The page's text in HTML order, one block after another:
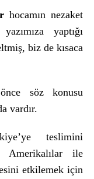
hocamın nezaket
yaptığı
biz de kısaca
söz konusu
vardır.
teslimini
Amerikalılar ile
etkilemek için